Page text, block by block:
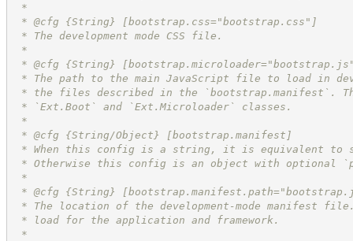
*
* @cfg {String}
[bootstrap.css="bootstrap.css"]
* The development mode CSS file.
*
* @cfg {String}
* The path to the main JavaScript file to load in
* the files described in the `bootstrap.manifest`.
* `Ext.Boot` and `Ext.Microloader` classes.
*
* @cfg {String/Object} [bootstrap.manifest]
* When this config is a string, it is equivalent
* Otherwise this config is an object with optional
*
* @cfg {String}
* The location of the development-mode manifest
* load for the application and framework.
*